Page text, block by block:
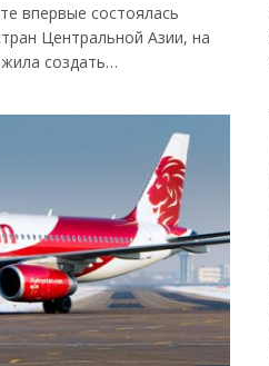
впервые состоялась
Центральной Азии, на
создать…